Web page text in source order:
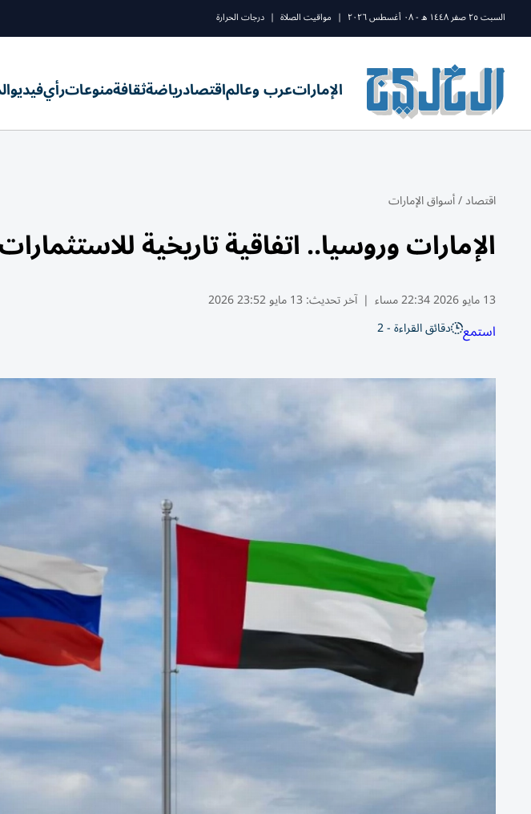
السبت ٢٥ صفر ١٤٤٨ ه - ٠٨ أغسطس ٢٠٢٦ | مواقيت الصلاة | درجات الحرارة
الإماراتعرب وعالماقتصادرياضةثقافةمنوعاترأيفيديو
اقتصاد/أسواق الإمارات
الإمارات وروسيا.. اتفاقية تاريخية
13 مايو 2026 22:34 مساء | آخر تحديث: 13 مايو 23:52 2026
استمع دقائق القراءة - 2